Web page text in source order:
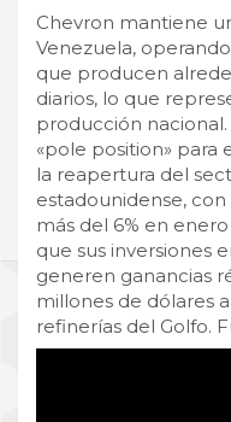
Chevron mantiene
Venezuela,
que producen
diarios, lo que
producción
«pole position» para
la reapertura del
estadounidense,
más del 6% en
que sus inversiones
generen ganancias
millones de dólares
refinerías del Golfo.